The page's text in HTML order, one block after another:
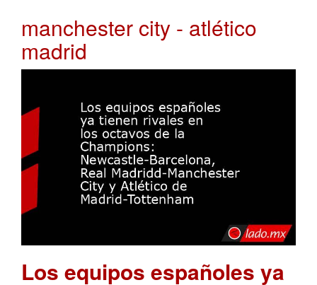
manchester city - atlético
madrid
Los equipos españoles ya